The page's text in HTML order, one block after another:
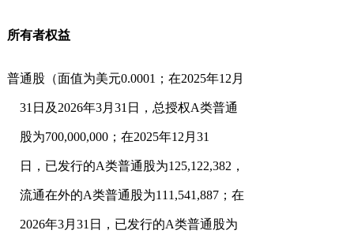
所有者权益
普通股（面值为美元0.0001；在2025年12月
31日及2026年3月31日，总授权A类普通
股为700,000,000；在2025年12月31
日，已发行的A类普通股为125,122,382，
流通在外的A类普通股为111,541,887；在
2026年3月31日，已发行的A类普通股为